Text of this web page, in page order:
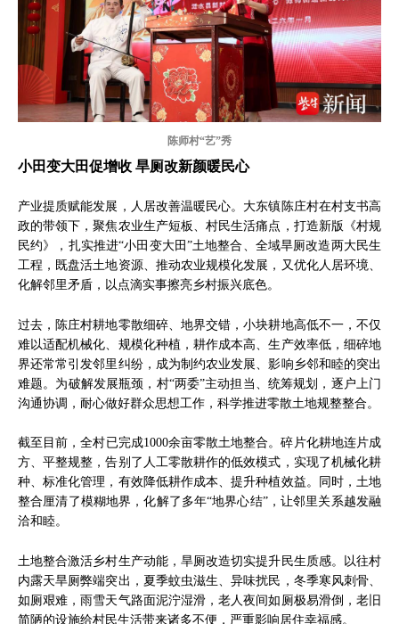
陈师村“艺”秀
小田变大田促增收 旱厕改新颜暖民心
产业提质赋能发展，人居改善温暖民心。大东镇陈庄村在村支书高
政的带领下，聚焦农业生产短板、村民生活痛点，打造新版《村规
民约》，扎实推进“小田变大田”土地整合、全域旱厕改造两大民生
工程，既盘活土地资源、推动农业规模化发展，又优化人居环境、
化解邻里矛盾，以点滴实事擦亮乡村振兴底色。
过去，陈庄村耕地零散细碎、地界交错，小块耕地高低不一，不仅
难以适配机械化、规模化种植，耕作成本高、生产效率低，细碎地
界还常常引发邻里纠纷，成为制约农业发展、影响乡邻和睦的突出
难题。为破解发展瓶颈，村“两委”主动担当、统筹规划，逐户上门
沟通协调，耐心做好群众思想工作，科学推进零散土地规整整合。
截至目前，全村已完成1000余亩零散土地整合。碎片化耕地连片成
方、平整规整，告别了人工零散耕作的低效模式，实现了机械化耕
种、标准化管理，有效降低耕作成本、提升种植效益。同时，土地
整合厘清了模糊地界，化解了多年“地界心结”，让邻里关系越发融
洽和睦。
土地整合激活乡村生产动能，旱厕改造切实提升民生质感。以往村
内露天旱厕弊端突出，夏季蚊虫滋生、异味扰民，冬季寒风刺骨、
如厕艰难，雨雪天气路面泥泞湿滑，老人夜间如厕极易滑倒，老旧
简陋的设施给村民生活带来诸多不便，严重影响居住幸福感。